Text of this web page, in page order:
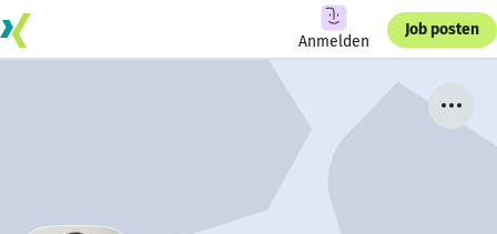
Anmelden
Job posten